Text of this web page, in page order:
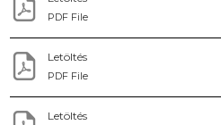
PDF File
Letöltés
PDF File
Letöltés